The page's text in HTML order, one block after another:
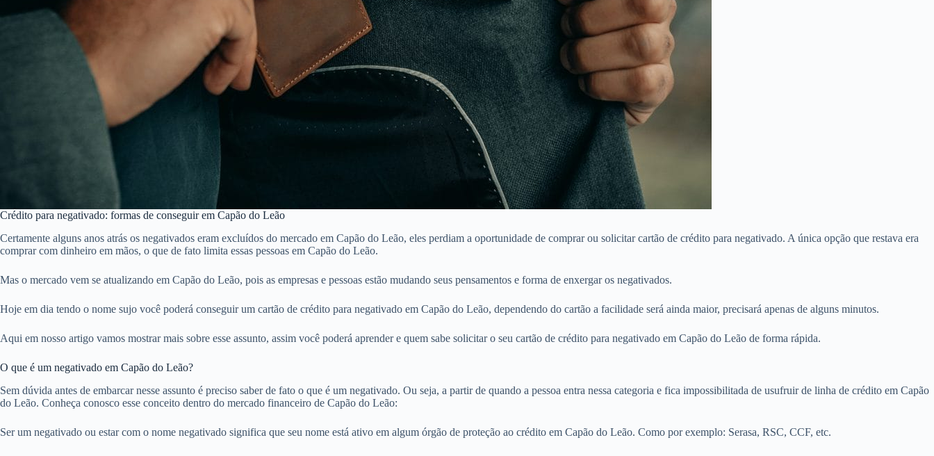
Crédito para negativado: formas de conseguir em Capão do Leão
Certamente alguns anos atrás os negativados eram excluídos do mercado em Capão do Leão, eles perdiam a oportunidade de comprar ou solicitar cartão de crédito para negativado. A única opção que restava era
comprar com dinheiro em mãos, o que de fato limita essas pessoas em Capão do Leão.
Mas o mercado vem se atualizando em Capão do Leão, pois as empresas e pessoas estão mudando seus pensamentos e forma de enxergar os negativados.
Hoje em dia tendo o nome sujo você poderá conseguir um cartão de crédito para negativado em Capão do Leão, dependendo do cartão a facilidade será ainda maior, precisará apenas de alguns minutos.
Aqui em nosso artigo vamos mostrar mais sobre esse assunto, assim você poderá aprender e quem sabe solicitar o seu cartão de crédito para negativado em Capão do Leão de forma rápida.
O que é um negativado em Capão do Leão?
Sem dúvida antes de embarcar nesse assunto é preciso saber de fato o que é um negativado. Ou seja, a partir de quando a pessoa entra nessa categoria e fica impossibilitada de usufruir de linha de crédito em Capão
do Leão. Conheça conosco esse conceito dentro do mercado financeiro de Capão do Leão:
Ser um negativado ou estar com o nome negativado significa que seu nome está ativo em algum órgão de proteção ao crédito em Capão do Leão. Como por exemplo: Serasa, RSC, CCF, etc.